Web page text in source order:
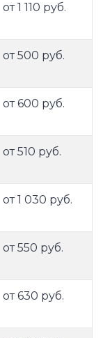
от 1 110 руб.
от 500 руб.
от 600 руб.
от 510 руб.
от 1 030 руб.
от 550 руб.
от 630 руб.